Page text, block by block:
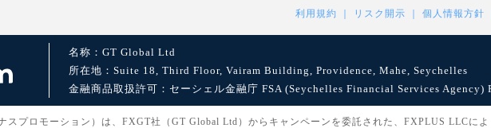
利用規約 リスク開示 個人情報方針
名称：GT Global Ltd
所在地：Suite 18, Third Floor, Vairam Building, Providence, Mahe, Seychelles
金融商品取扱許可：セーシェル金融庁 FSA (Seychelles Financial Services Agency)
スプロモーション）は、FXGT社（GT Global Ltd）からキャンペーンを委託された、FXPLUS LLCによ